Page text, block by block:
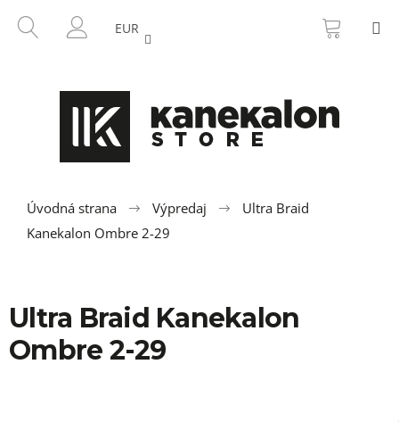
HĽADAŤ
PRIHLÁSENIE
EUR KOŠÍK
Úvodná strana Výpredaj
Ultra Braid
Kanekalon Ombre 2-29
Ultra Braid Kanekalon
Ombre 2-29
SPÄŤ
SPÄŤ
e
e
t